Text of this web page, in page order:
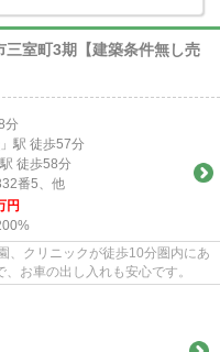
三室町3期【建築条件無し売
分
」駅 徒歩57分
駅 徒歩58分
番5、他
円
、クリニックが徒歩10分圏内にあ
お車の出し入れも安心です。